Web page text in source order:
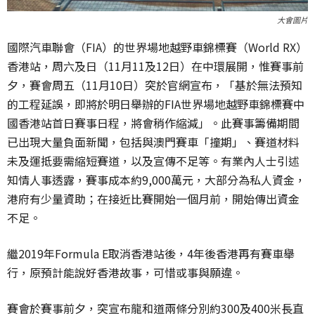
大會圖片
國際汽車聯會（FIA）的世界場地越野車錦標賽（World RX）
香港站，周六及日（11月11及12日）在中環展開，惟賽事前
夕，賽會周五（11月10日）突於官網宣布，「基於無法預知
的工程延誤，即將於明日舉辦的FIA世界場地越野車錦標賽中
國香港站首日賽事日程，將會稍作縮減」。此賽事籌備期間
已出現大量負面新聞，包括與澳門賽車「撞期」、賽道材料
未及運抵要需縮短賽道，以及宣傳不足等。有業內人士引述
知情人事透露，賽事成本約9,000萬元，大部分為私人資金，
港府有少量資助；在接近比賽開始一個月前，開始傳出資金
不足。
繼2019年Formula E取消香港站後，4年後香港再有賽車舉
行，原預計能說好香港故事，可惜或事與願違。
賽會於賽事前夕，突宣布龍和道兩條分別約300及400米長直